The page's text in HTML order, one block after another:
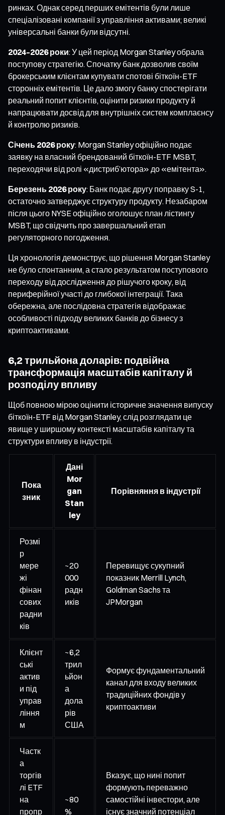
ринках. Однак серед перших емітентів були лише
спеціалізовані компанії з управління активами; великі
універсальні банки були відсутні.
2024–2026 роки: У цей період Morgan Stanley обрала
поступову стратегію. Спочатку банк дозволив своїм
брокерським клієнтам купувати спотові біткоїн-ETF
сторонніх емітентів. Це дало змогу банку спостерігати
реальний попит клієнтів, оцінити ризики продукту й
напрацювати досвід для внутрішніх систем комплаєнсу
й контролю ризиків.
Січень 2026 року: Morgan Stanley офіційно подає
заявку на власний брендований біткоїн-ETF MSBT,
переходячи від ролі «дистриб’ютора» до «емітента».
Березень 2026 року: Банк подає другу поправку S-1,
остаточно затверджує структуру продукту. Незабаром
після цього NYSE офіційно оголошує план лістингу
MSBT, що свідчить про завершальний етап
регуляторного погодження.
Ця хронологія демонструє, що рішення Morgan Stanley
не було спонтанним, а стало результатом поступового
переходу від дослідження до рішучого кроку, від
периферійної участі до глибокої інтеграції. Така
обережна, але послідовна стратегія відображає
особливості підходу великих банків до бізнесу з
криптоактивами.
6,2 трильйона доларів: подвійна
трансформація масштабів капіталу й
розподілу впливу
Щоб повною мірою оцінити історичне значення випуску
біткоїн-ETF від Morgan Stanley, слід розглядати це
явище у ширшому контексті масштабів капіталу та
структури впливу в індустрії.
Пока
зник
Дані
Mor
gan
Stan
ley
Порівняння в індустрії
Розмі
р
мере
жі
фінан
сових
радни
ків
~20
000
радн
иків
Перевищує сукупний
показник Merrill Lynch,
Goldman Sachs та
JPMorgan
Клієнт
ські
актив
и під
управ
ління
м
~6,2
трил
ьйон
а
дола
рів
США
Формує фундаментальний
канал для входу великих
традиційних фондів у
криптоактиви
Частк
а
торгів
лі ETF
на
пропр
~80
%
Вказує, що нині попит
формують переважно
самостійні інвестори, але
існує значний потенціал